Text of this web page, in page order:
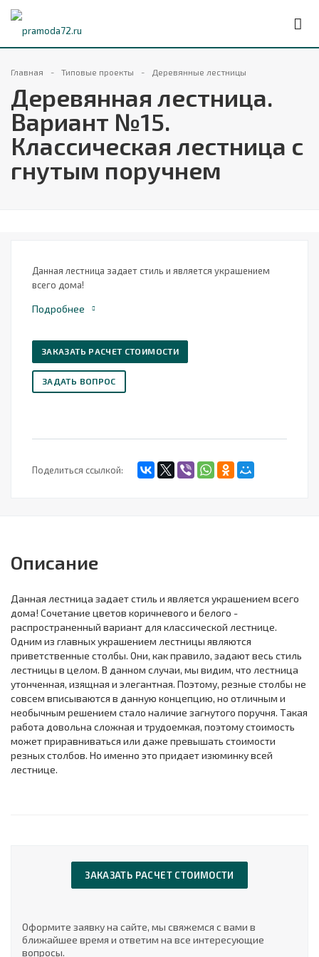
Главная Типовые проекты Деревянные лестницы
Деревянная лестница.
Вариант №15.
Классическая лестница с
гнутым поручнем
Данная лестница задает стиль и является украшением
всего дома!
Подробнее
ЗАКАЗАТЬ РАСЧЕТ СТОИМОСТИ
ЗАДАТЬ ВОПРОС
Поделиться ссылкой:
Описание
Данная лестница задает стиль и является украшением всего
дома! Сочетание цветов коричневого и белого -
распространенный вариант для классической лестнице.
Одним из главных украшением лестницы являются
приветственные столбы. Они, как правило, задают весь стиль
лестницы в целом. В данном случаи, мы видим, что лестница
утонченная, изящная и элегантная. Поэтому, резные столбы не
совсем вписываются в данную концепцию, но отличным и
необычным решением стало наличие загнутого поручня. Такая
работа довольна сложная и трудоемкая, поэтому стоимость
может приравниваться или даже превышать стоимости
резных столбов. Но именно это придает изюминку всей
лестнице.
ЗАКАЗАТЬ РАСЧЕТ СТОИМОСТИ
Оформите заявку на сайте, мы свяжемся с вами в
ближайшее время и ответим на все интересующие
вопросы.